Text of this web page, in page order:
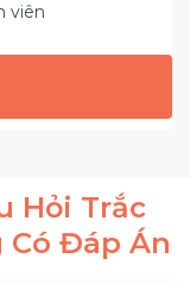
viên
Hỏi Trắc
Có Đáp Án